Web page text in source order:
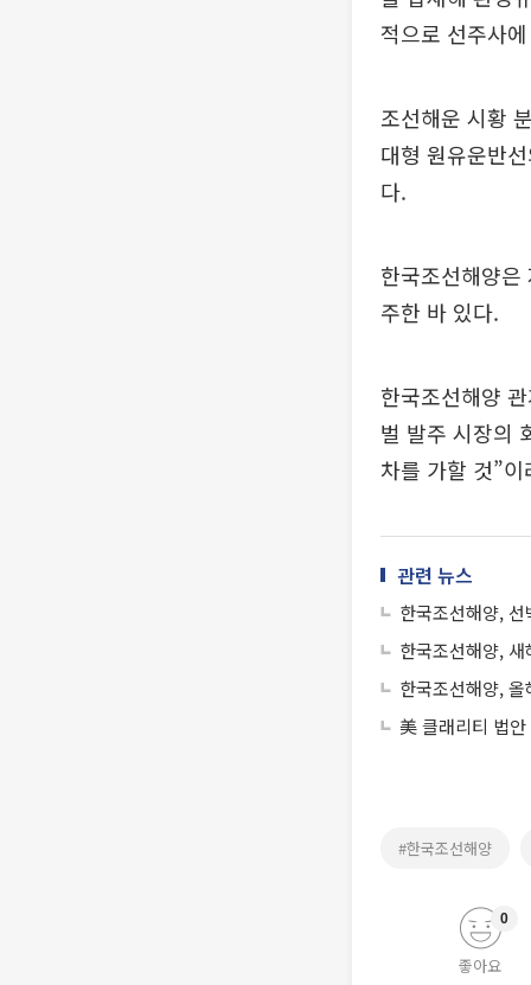
적으로 선주사
조선해운 시황
대형 원유운반
다.
한국조선해양
주한 바 있다.
한국조선해양
벌 발주 시장의
차를 가할 것”
관련 뉴스
한국조선해양,
한국조선해양,
한국조선해양,
美 클래리티 법
#한국조선해양
좋아요
0